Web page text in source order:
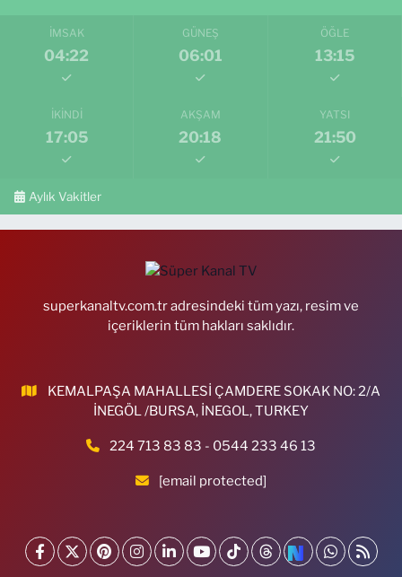
İMSAK
04:22
GÜNEŞ
06:01
ÖĞLE
13:15
İKINDI
17:05
AKŞAM
20:18
YATSI
21:50
Aylık Vakitler
superkanaltv.com.tr adresindeki tüm yazı, resim ve
içeriklerin tüm hakları saklıdır.
KEMALPAŞA MAHALLESİ ÇAMDERE SOKAK NO: 2/A
İNEGÖL /BURSA, İNEGOL, TURKEY
224 713 83 83 - 0544 233 46 13
[email protected]